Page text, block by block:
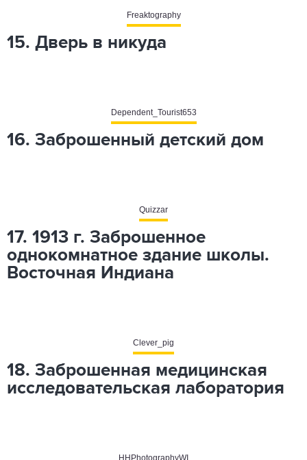
Freaktography
15. Дверь в никуда
Dependent_Tourist653
16. Заброшенный детский дом
Quizzar
17. 1913 г. Заброшенное
однокомнатное здание школы.
Восточная Индиана
Clever_pig
18. Заброшенная медицинская
исследовательская лаборатория